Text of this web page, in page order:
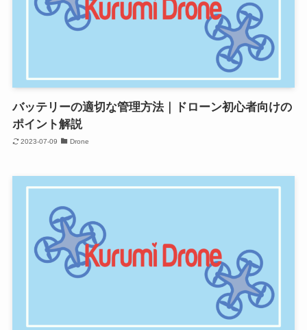
バッテリーの適切な管理方法｜ドローン初心者向けの
ポイント解説
2023-07-09 Drone